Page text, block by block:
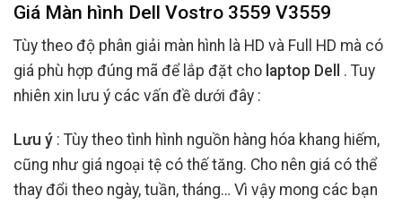
Giá Màn hình Dell Vostro 3559 V3559
Tùy theo độ phân giải màn hình là HD và Full HD mà có
giá phù hợp đúng mã để lắp đặt cho laptop Dell . Tuy
nhiên xin lưu ý các vấn đề dưới đây :
Lưu ý : Tùy theo tình hình nguồn hàng hóa khang hiếm,
cũng như giá ngoại tệ có thế tăng. Cho nên giá có thể
thay đổi theo ngày, tuần, tháng… Vì vậy mong các bạn